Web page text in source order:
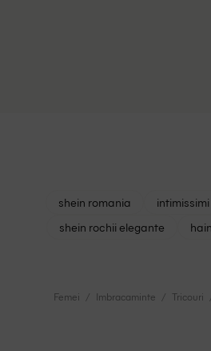
shein romania intimissimi
shein rochii elegante
Femei Imbracaminte Tricouri